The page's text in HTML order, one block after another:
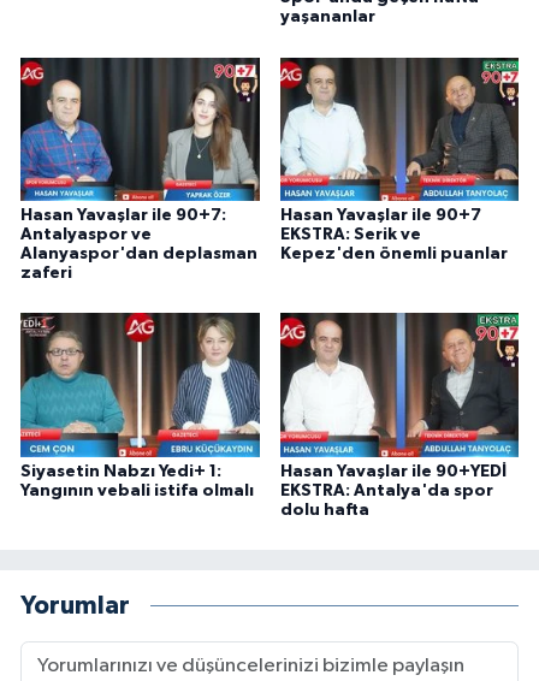
yaşananlar
Hasan Yavaşlar ile 90+7:
Antalyaspor ve
Alanyaspor'dan deplasman
zaferi
Hasan Yavaşlar ile 90+7
EKSTRA: Serik ve
Kepez'den önemli puanlar
Siyasetin Nabzı Yedi+ 1:
Yangının vebali istifa olmalı
Hasan Yavaşlar ile 90+YEDİ
EKSTRA: Antalya'da spor
dolu hafta
Yorumlar